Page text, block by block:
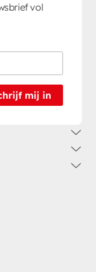
vol
mij in